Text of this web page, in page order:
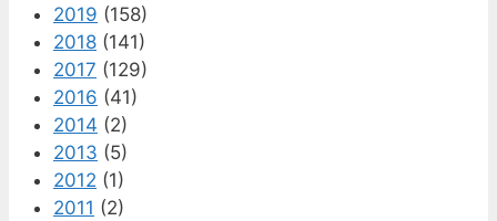
2019 (158)
2018 (141)
2017 (129)
2016 (41)
2014 (2)
2013 (5)
2012 (1)
2011 (2)